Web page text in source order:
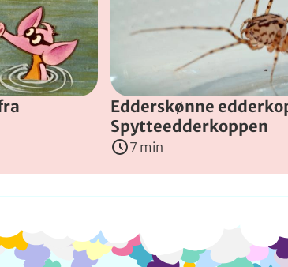
Edderskønne
Spytteedderkoppen
7 min
Info og kontakt